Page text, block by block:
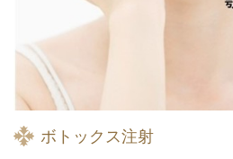
ボトックス注射